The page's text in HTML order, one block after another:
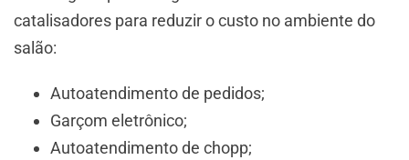
catalisadores para reduzir o custo no ambiente do
salão:
Autoatendimento de pedidos;
Garçom eletrônico;
Autoatendimento de chopp;